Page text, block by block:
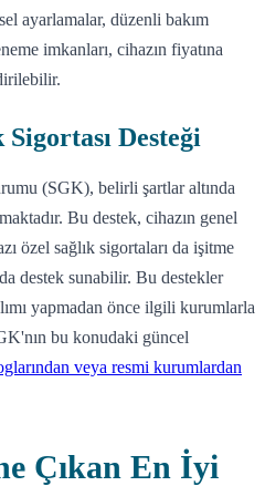
ayarlamalar, düzenli bakım
imkanları, cihazın fiyatına
Desteği
(SGK), belirli şartlar altında
Bu destek, cihazın genel
özel sağlık sigortaları da işitme
destek sunabilir. Bu destekler
yapmadan önce ilgili kurumlarla
bu konudaki güncel
veya resmi kurumlardan
Çıkan En İyi